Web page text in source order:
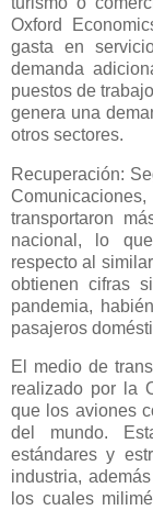
Oxford
gasta en
demanda
puestos de
genera una
otros sectores.
Recuperación:
transportaron
nacional, lo
respecto al
obtienen cifras
pandemia,
pasajeros
El medio de
realizado por la
que los aviones
del mundo.
estándares y
industria,
los cuales